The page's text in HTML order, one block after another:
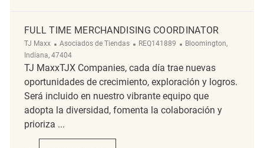
FULL TIME MERCHANDISING COORDINATOR
TJ Maxx Categoría
Asociados de Tiendas ReqId
REQ141889 Ubicación
Bloomington,
Indiana, 47404
TJ MaxxTJX Companies, cada día trae nuevas
oportunidades de crecimiento, exploración y logros.
Será incluido en nuestro vibrante equipo que
adopta la diversidad, fomenta la colaboración y
prioriza ...